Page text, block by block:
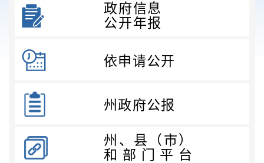
政府采购
重大民生信息
其他法定信息
政府信息
公开年报
依申请公开
州政府公报
州、县（市）
和部门平台